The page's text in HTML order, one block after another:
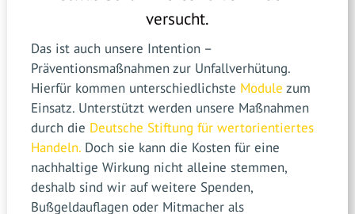
versucht.
Das ist auch unsere Intention –
Präventionsmaßnahmen zur Unfallverhütung.
Hierfür kommen unterschiedlichste Module zum
Einsatz. Unterstützt werden unsere Maßnahmen
durch die Deutsche Stiftung für wertorientiertes
Handeln.Doch sie kann die Kosten für eine
nachhaltige Wirkung nicht alleine stemmen,
deshalb sind wir auf weitere Spenden,
Bußgeldauflagen oder Mitmacher als